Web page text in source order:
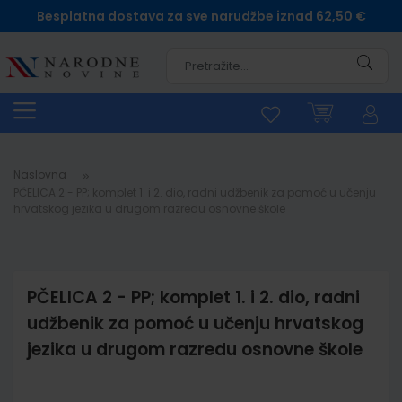
Besplatna dostava za sve narudžbe iznad 62,50 €
Naslovna
PČELICA 2 - PP; komplet 1. i 2. dio, radni
udžbenik za pomoć u učenju hrvatskog
jezika u drugom razredu osnovne škole